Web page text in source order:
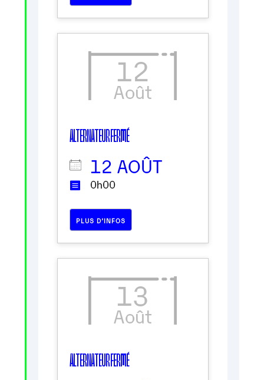
12
Août
ALTERNATEUR FERMÉ
12 AOÛT
0h00
PLUS D’INFOS
13
Août
ALTERNATEUR FERMÉ